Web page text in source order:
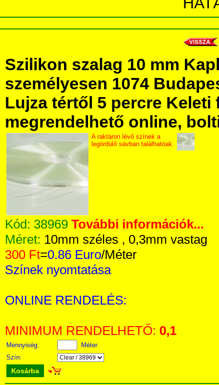
Szilikon szalag 10 mm
személyesen 1074
Lujza tértől 5 percre Keleti
megrendelhető online,
A raktáron lévő színek a
legördülő sávban találhatóak.
Kód: 38969 További információk...
Méret: 10mm széles , 0,3mm vastag
300 Ft=0.86 Euro/Méter
Színek nyomtatása
ONLINE RENDELÉS:
MINIMUM RENDELHETŐ: 0,1
Mennyiség:
Méter
Szín:
Kosárba